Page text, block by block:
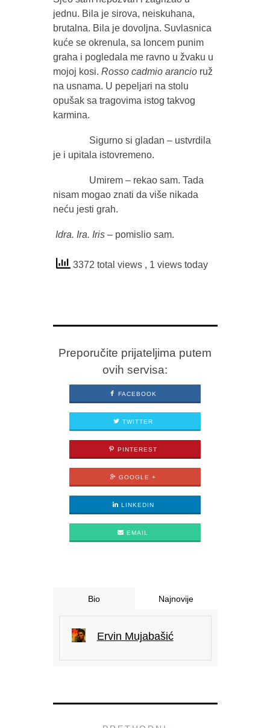
jednu. Bila je sirova, neiskuhana,
brutalna. Bila je dovoljna. Suvlasnica
kuće se okrenula, sa loncem punim
graha i pogledala me ravno u žvaku u
mojoj kosi. Rosso cadmio arancioruž
na usnama. U pepeljari na stolu
opušak sa tragovima istog takvog
karmina.
Sigurno si gladan – ustvrdila
je i upitala istovremeno.
Umirem – rekao sam. Tada
nisam mogao znati da više nikada
neću jesti grah.
Idra. Ira. Iris– pomislio sam.
3372 total views , 1 views today
Preporučite prijateljima putem
ovih servisa:
FACEBOOK
TWITTER
PINTEREST
GOOGLE +
LINKEDIN
EMAIL
Bio Najnovije
Ervin Mujabašić